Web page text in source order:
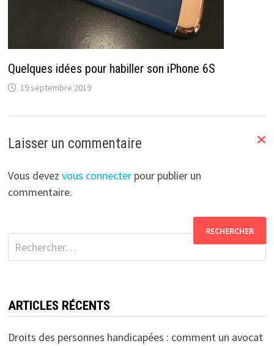
Quelques idées pour habiller son iPhone 6S
19 septembre 2019
Laisser un commentaire
Vous devez vous connecterpour publier un
commentaire.
ARTICLES RÉCENTS
Droits des personnes handicapées : comment un avocat